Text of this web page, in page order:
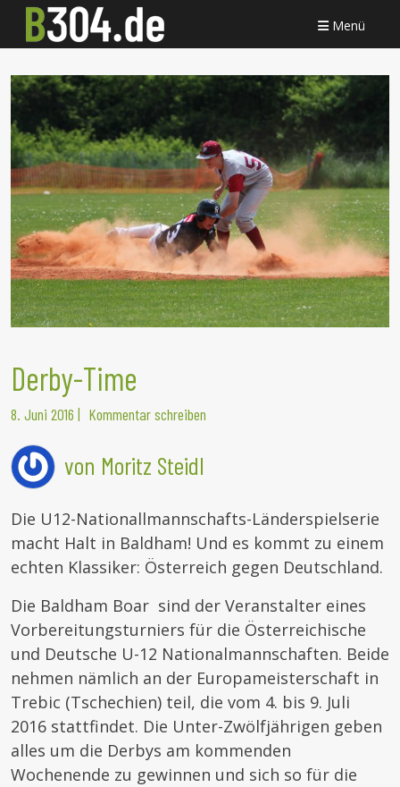
Menü
Derby-Time
8. Juni 2016 | Kommentar schreiben
von Moritz Steidl
Die U12-Nationallmannschafts-Länderspielserie
macht Halt in Baldham! Und es kommt zu einem
echten Klassiker: Österreich gegen Deutschland.
Die Baldham Boar sind der Veranstalter eines
Vorbereitungsturniers für die Österreichische
und Deutsche U-12 Nationalmannschaften. Beide
nehmen nämlich an der Europameisterschaft in
Trebic (Tschechien) teil, die vom 4. bis 9. Juli
2016 stattfindet. Die Unter-Zwölfjährigen geben
alles um die Derbys am kommenden
Wochenende zu gewinnen und sich so für die